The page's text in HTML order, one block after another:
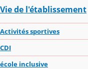
Vie de l'établissement
Activités sportives
CDI
école inclusive